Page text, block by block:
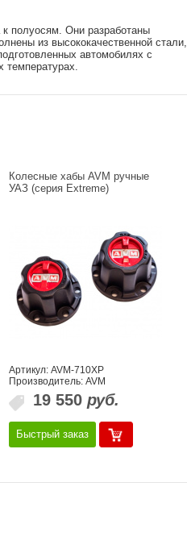
полуосям. Они разработаны
из высококачественной стали,
автомобилях с
Колесные хабы AVM ручные
УАЗ (серия Extreme)
Артикул: AVM-710XP
Производитель: AVM
19 550 руб.
Быстрый заказ